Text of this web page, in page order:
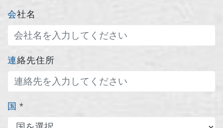
会社名
連絡先住所
*